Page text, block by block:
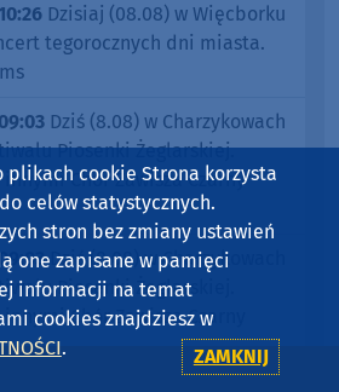
Dzisiaj (08.08) w Więcborku
tegorocznych dni miasta.
09:03 Dziś (8.08) w Charzykowach
Piosenki Żeglarskiej.
Chór Zawisza Czarny
Dziś (8.08) w Charzykowach
Piosenki Żeglarskiej.
Chór Zawisza Czarny
plikach cookie Strona korzysta
celów statystycznych.
stron bez zmiany ustawień
one zapisane w pamięci
informacji na temat
cookies znajdziesz w
. ZAMKNIJ